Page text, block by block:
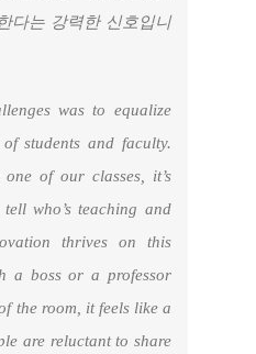
다는 강력한 신호입니
was to equalize
students and faculty.
of our classes, it’s
who’s teaching and
thrives on this
a boss or a professor
the room, it feels like a
are reluctant to share